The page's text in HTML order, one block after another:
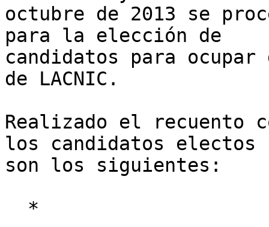
octubre de 2013 se
para la elección de
candidatos para
de LACNIC.
Realizado el recuento
los candidatos electos
son los siguientes: